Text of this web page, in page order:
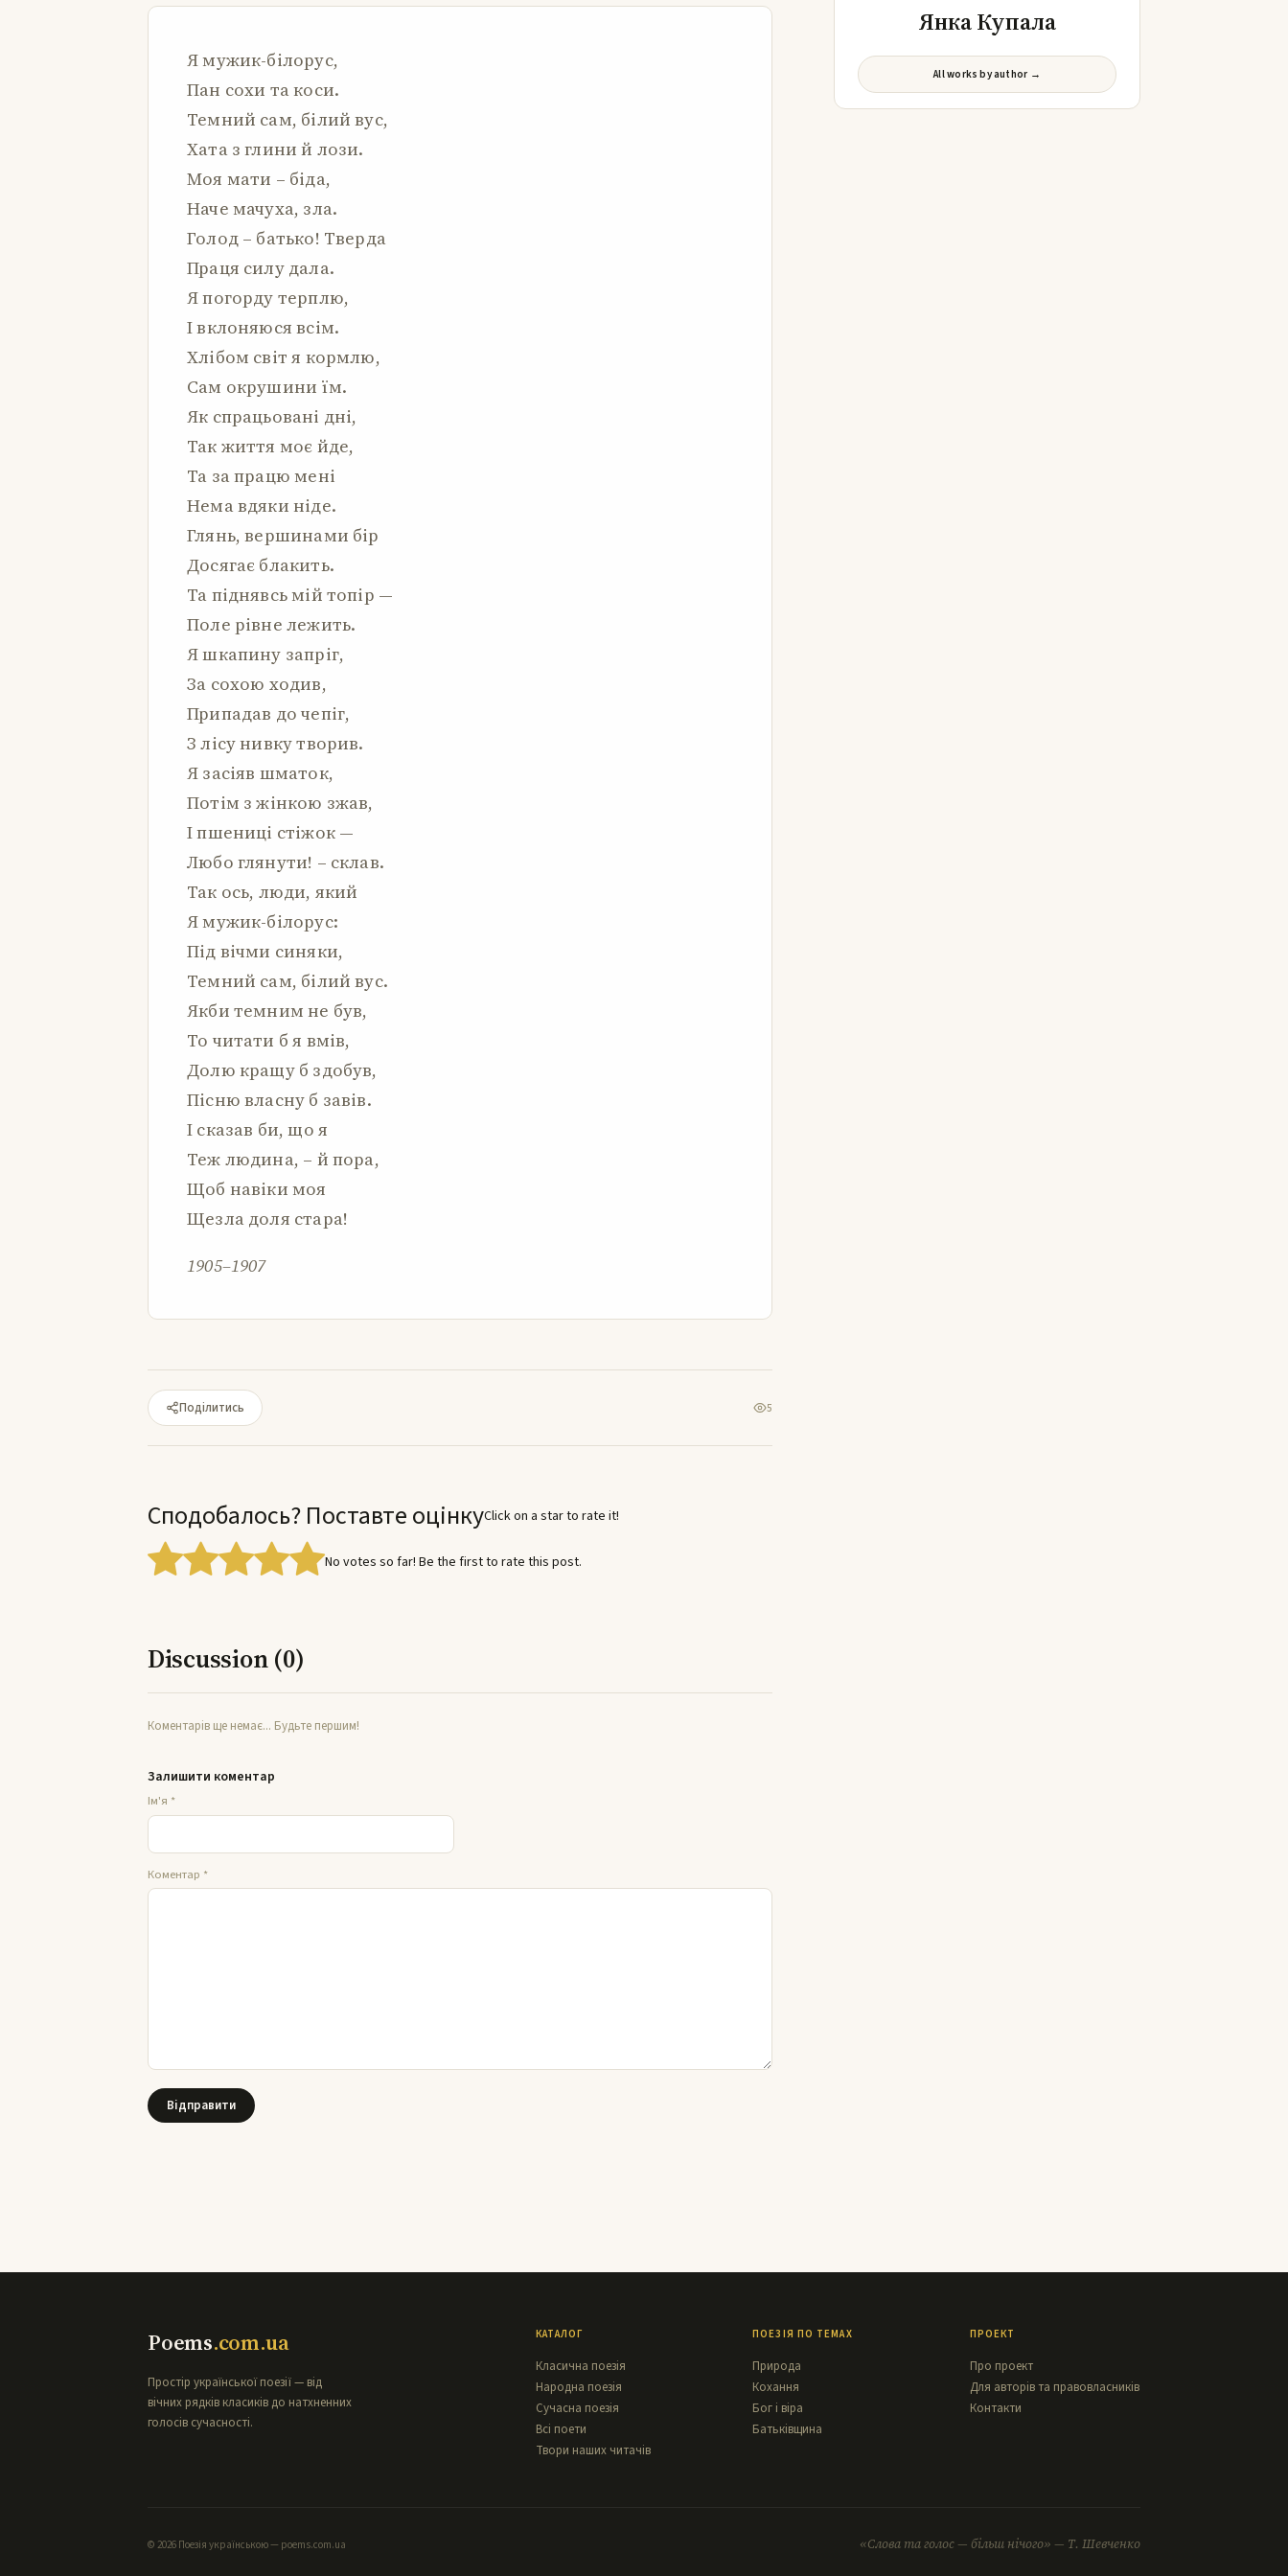
Я мужик-білорус,
Пан сохи та коси.
Темний сам, білий вус,
Хата з глини й лози.
Моя мати – біда,
Наче мачуха, зла.
Голод – батько! Тверда
Праця силу дала.
Я погорду терплю,
І вклоняюся всім.
Хлібом світ я кормлю,
Сам окрушини їм.
Як спрацьовані дні,
Так життя моє йде,
Та за працю мені
Нема вдяки ніде.
Глянь, вершинами бір
Досягає блакить.
Та піднявсь мій топір —
Поле рівне лежить.
Я шкапину запріг,
За сохою ходив,
Припадав до чепіг,
З лісу нивку творив.
Я засіяв шматок,
Потім з жінкою зжав,
І пшениці стіжок —
Любо глянути! – склав.
Так ось, люди, який
Я мужик-білорус:
Під вічми синяки,
Темний сам, білий вус.
Якби темним не був,
То читати б я вмів,
Долю кращу б здобув,
Пісню власну б завів.
І сказав би, що я
Теж людина, – й пора,
Щоб навіки моя
Щезла доля стара!
1905–1907
Поділитись 5
Сподобалось? Поставте оцінкуClick on a star to rate it!
No votes so far! Be the first to rate this post.
Discussion (0)
Коментарів ще немає... Будьте першим!
Залишити коментар
Ім'я *
Коментар *
Янка Купала
All works by author →
Poems.com.ua
Простір української поезії — від
вічних рядків класиків до натхненних
голосів сучасності.
КАТАЛОГ
Класична поезія
Народна поезія
Сучасна поезія
Всі поети
Твори наших читачів
ПОЕЗІЯ ПО ТЕМАХ
Природа
Кохання
Бог і віра
Батьківщина
ПРОЕКТ
Про проект
Для авторів та правовласників
Контакти
© 2026 Поезія українською — poems.com.ua «Слова та голос — більш нічого» — Т. Шевченко